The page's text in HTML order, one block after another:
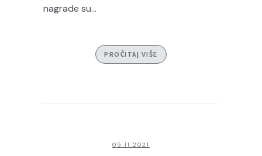
nagrade su...
PROČITAJ VIŠE
05.11.2021